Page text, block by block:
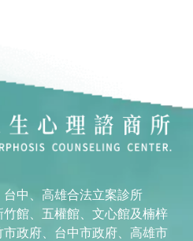
中、高雄合法立案診所
館、五權館、文心館及楠梓
政府、台中市政府、高雄市